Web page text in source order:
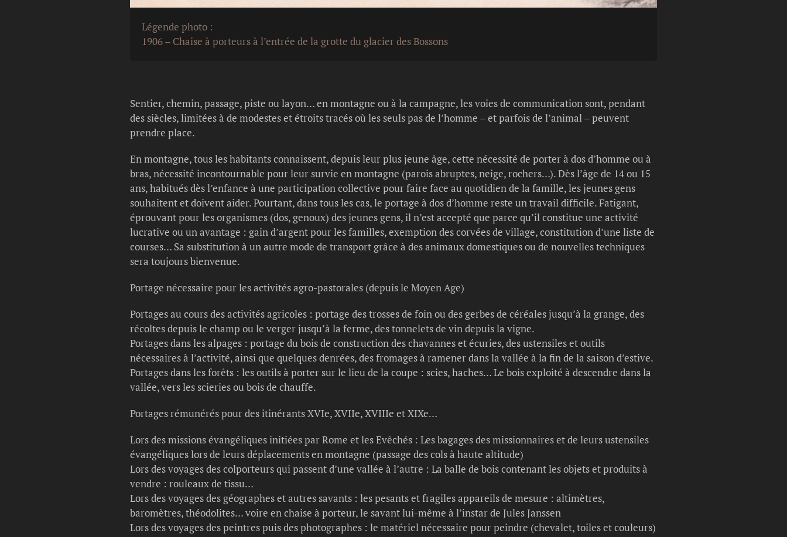
Légende photo :
1906 – Chaise à porteurs à l’entrée de la grotte du glacier des Bossons
Sentier, chemin, passage, piste ou layon… en montagne ou à la campagne, les voies de communication sont, pendant
des siècles, limitées à de modestes et étroits tracés où les seuls pas de l’homme – et parfois de l’animal – peuvent
prendre place.
En montagne, tous les habitants connaissent, depuis leur plus jeune âge, cette nécessité de porter à dos d’homme ou à
bras, nécessité incontournable pour leur survie en montagne (parois abruptes, neige, rochers…). Dès l’âge de 14 ou 15
ans, habitués dès l’enfance à une participation collective pour faire face au quotidien de la famille, les jeunes gens
souhaitent et doivent aider. Pourtant, dans tous les cas, le portage à dos d’homme reste un travail difficile. Fatigant,
éprouvant pour les organismes (dos, genoux) des jeunes gens, il n’est accepté que parce qu’il constitue une activité
lucrative ou un avantage : gain d’argent pour les familles, exemption des corvées de village, constitution d’une liste de
courses… Sa substitution à un autre mode de transport grâce à des animaux domestiques ou de nouvelles techniques
sera toujours bienvenue.
Portage nécessaire pour les activités agro-pastorales (depuis le Moyen Age)
Portages au cours des activités agricoles : portage des trosses de foin ou des gerbes de céréales jusqu’à la grange, des
récoltes depuis le champ ou le verger jusqu’à la ferme, des tonnelets de vin depuis la vigne.
Portages dans les alpages : portage du bois de construction des chavannes et écuries, des ustensiles et outils
nécessaires à l’activité, ainsi que quelques denrées, des fromages à ramener dans la vallée à la fin de la saison d’estive.
Portages dans les forêts : les outils à porter sur le lieu de la coupe : scies, haches… Le bois exploité à descendre dans la
vallée, vers les scieries ou bois de chauffe.
Portages rémunérés pour des itinérants XVIe, XVIIe, XVIIIe et XIXe…
Lors des missions évangéliques initiées par Rome et les Evêchés : Les bagages des missionnaires et de leurs ustensiles
évangéliques lors de leurs déplacements en montagne (passage des cols à haute altitude)
Lors des voyages des colporteurs qui passent d’une vallée à l’autre : La balle de bois contenant les objets et produits à
vendre : rouleaux de tissu…
Lors des voyages des géographes et autres savants : les pesants et fragiles appareils de mesure : altimètres,
baromètres, théodolites… voire en chaise à porteur, le savant lui-même à l’instar de Jules Janssen
Lors des voyages des peintres puis des photographes : le matériel nécessaire pour peindre (chevalet, toiles et couleurs)